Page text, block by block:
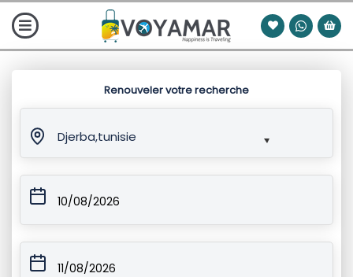
Renouveler votre recherche
Djerba,tunisie
10/08/2026
11/08/2026